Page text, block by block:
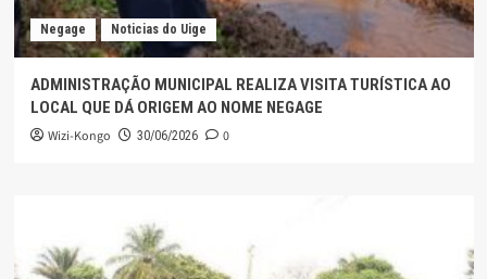
Negage Noticias do Uige
ADMINISTRAÇÃO MUNICIPAL REALIZA VISITA TURÍSTICA AO
LOCAL QUE DÁ ORIGEM AO NOME NEGAGE
Wizi-Kongo 30/06/2026 0